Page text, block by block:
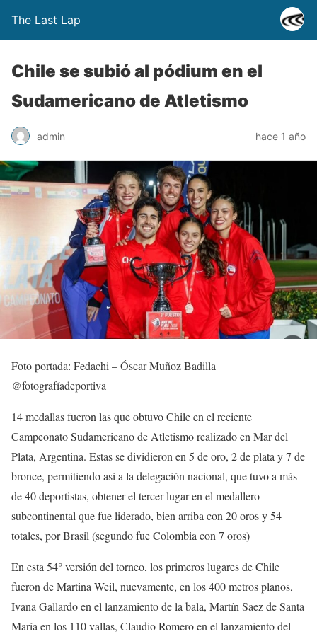
The Last Lap
Chile se subió al pódium en el
Sudamericano de Atletismo
admin hace 1 año
Foto portada: Fedachi – Óscar Muñoz Badilla
@fotografíadeportiva
14 medallas fueron las que obtuvo Chile en el reciente
Campeonato Sudamericano de Atletismo realizado en Mar del
Plata, Argentina. Estas se dividieron en 5 de oro, 2 de plata y 7 de
bronce, permitiendo así a la delegación nacional, que tuvo a más
de 40 deportistas, obtener el tercer lugar en el medallero
subcontinental que fue liderado, bien arriba con 20 oros y 54
totales, por Brasil (segundo fue Colombia con 7 oros)
En esta 54° versión del torneo, los primeros lugares de Chile
fueron de Martina Weil, nuevamente, en los 400 metros planos,
Ivana Gallardo en el lanzamiento de la bala, Martín Saez de Santa
María en los 110 vallas, Claudio Romero en el lanzamiento del